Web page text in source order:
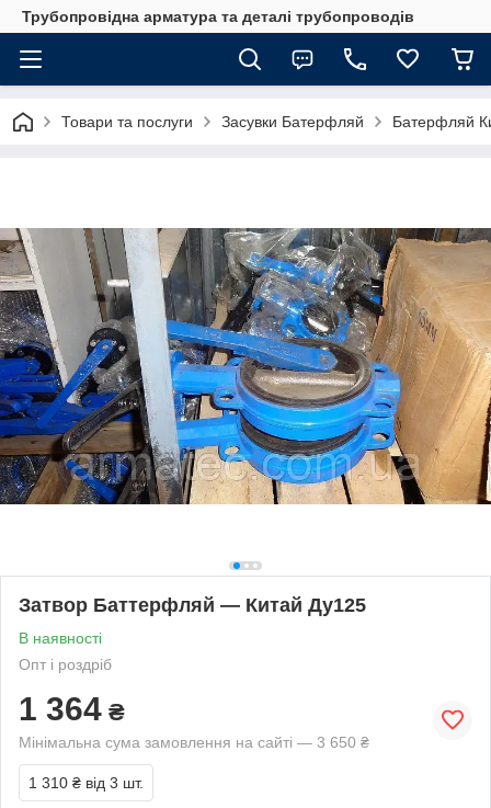
Трубопровідна арматура та деталі трубопроводів
Товари та послуги Засувки Батерфляй Батерфляй
Затвор Баттерфляй — Китай Ду125
В наявності
Опт і роздріб
1 364 ₴
Мінімальна сума замовлення на сайті — 3 650 ₴
1 310 ₴ від 3 шт.